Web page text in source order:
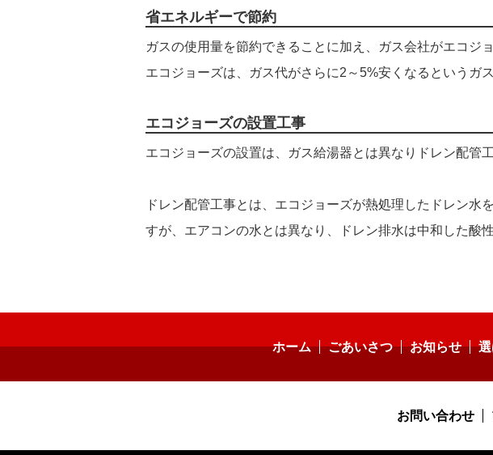
省エネルギーで節約
ガスの使用量を節約できることに加え、ガス会社がエコジ
エコジョーズは、ガス代がさらに2～5%安くなるというガ
エコジョーズの設置工事
エコジョーズの設置は、ガス給湯器とは異なりドレン配管
ドレン配管工事とは、エコジョーズが熱処理したドレン水
すが、エアコンの水とは異なり、ドレン排水は中和した酸
ホーム ごあいさつ お知らせ
お問い合わせ